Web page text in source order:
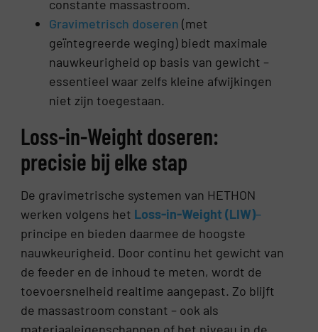
constante massastroom.
Gravimetrisch doseren (met
geïntegreerde weging) biedt maximale
nauwkeurigheid op basis van gewicht –
essentieel waar zelfs kleine afwijkingen
niet zijn toegestaan.
Loss-in-Weight doseren:
precisie bij elke stap
De gravimetrische systemen van HETHON
werken volgens het Loss-in-Weight (LIW)–
principe en bieden daarmee de hoogste
nauwkeurigheid. Door continu het gewicht van
de feeder en de inhoud te meten, wordt de
toevoersnelheid realtime aangepast. Zo blijft
de massastroom constant – ook als